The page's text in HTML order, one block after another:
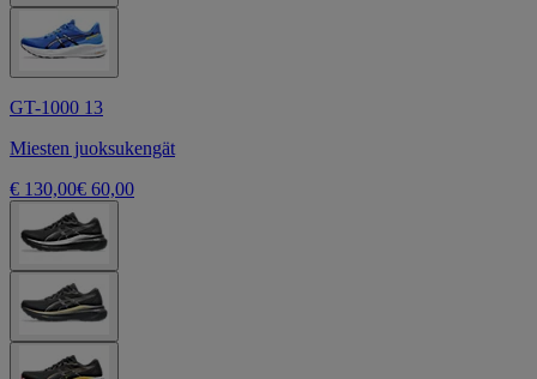
GT-1000 13
Miesten juoksukengät
€ 130,00€ 60,00